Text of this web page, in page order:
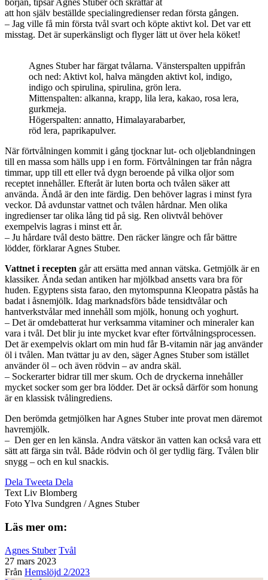
början, tipsar Agnes Stuber och skrattar åt
att hon själv beställde specialingredienser redan första gången.
– Jag ville få min första tvål svart och köpte aktivt kol. Det var ett
misstag. Det är superkänsligt och flyger lätt ut över hela köket!
Agnes Stuber har färgat tvålarna. Vänsterspalten uppifrån
och ned: Aktivt kol, halva mängden aktivt kol, indigo,
indigo och spirulina, spirulina, grön lera.
Mittenspalten: alkanna, krapp, lila lera, kakao, rosa lera,
gurkmeja.
Högerspalten: annatto, Himalayarabarber,
röd lera, paprikapulver.
När förtvålningen kommit i gång tjocknar lut- och oljeblandningen
till en massa som hälls upp i en form. Förtvålningen tar från några
timmar, upp till ett eller två dygn beroende på vilka oljor som
receptet innehåller. Efteråt är luten borta och tvålen säker att
använda. Ändå är den inte färdig. Den behöver lagras i minst fyra
veckor. Då avdunstar vattnet och tvålen hårdnar. Men olika
ingredienser tar olika lång tid på sig. Ren olivtvål behöver
exempelvis lagras i minst ett år.
– Ju hårdare tvål desto bättre. Den räcker längre och får bättre
lödder, förklarar Agnes Stuber.
Vattnet i recepten går att ersätta med annan vätska. Getmjölk är en
klassiker. Ända sedan antiken har mjölkbad ansetts vara bra för
huden. Egyptens sista farao, den mytomspunna Kleopatra påstås ha
badat i åsnemjölk. Idag marknadsförs både tensidtvålar och
hantverkstvålar med innehåll som mjölk, honung och yoghurt.
– Det är omdebatterat hur verksamma vitaminer och mineraler kan
vara i tvål. Det blir ju inte mycket kvar efter förtvålningsprocessen.
Det är exempelvis oklart om min hud får B-vitamin när jag använder
öl i tvålen. Man tvättar ju av den, säger Agnes Stuber som istället
använder öl – och även rödvin – av andra skäl.
– Sockerarter bidrar till mer skum. Och de dryckerna innehåller
mycket socker som ger bra lödder. Det är också därför som honung
är en klassisk tvålingrediens.
Den berömda getmjölken har Agnes Stuber inte provat men däremot
havremjölk.
– Den ger en len känsla. Andra vätskor än vatten kan också vara ett
sätt att färga sin tvål. Både rödvin och öl ger tydlig färg. Tvålen blir
snygg – och en kul snackis.­
Dela Tweeta Dela
TextLiv Blomberg
FotoYlva Sundgren /Agnes Stuber
Läs mer om:
Agnes Stuber Tvål
27 mars 2023
Från Hemslöjd 2/2023